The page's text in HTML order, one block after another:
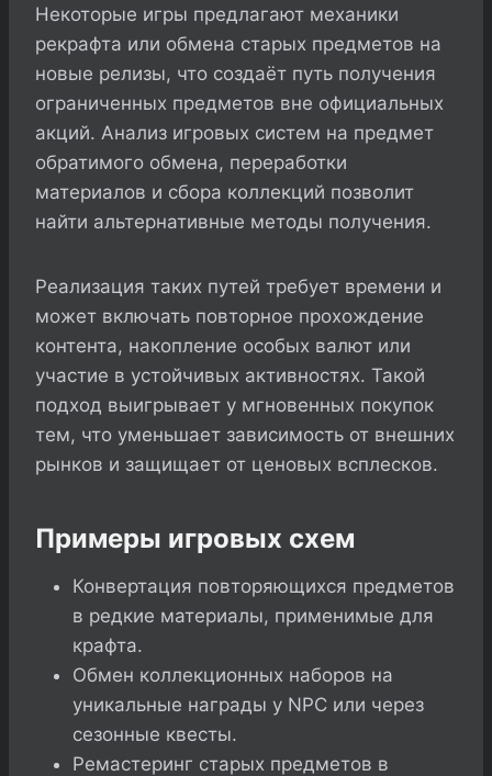
Некоторые игры предлагают механики
рекрафта или обмена старых предметов на
новые релизы, что создаёт путь получения
ограниченных предметов вне официальных
акций. Анализ игровых систем на предмет
обратимого обмена, переработки
материалов и сбора коллекций позволит
найти альтернативные методы получения.
Реализация таких путей требует времени и
может включать повторное прохождение
контента, накопление особых валют или
участие в устойчивых активностях. Такой
подход выигрывает у мгновенных покупок
тем, что уменьшает зависимость от внешних
рынков и защищает от ценовых всплесков.
Примеры игровых схем
Конвертация повторяющихся предметов
в редкие материалы, применимые для
крафта.
Обмен коллекционных наборов на
уникальные награды у NPC или через
сезонные квесты.
Ремастеринг старых предметов в